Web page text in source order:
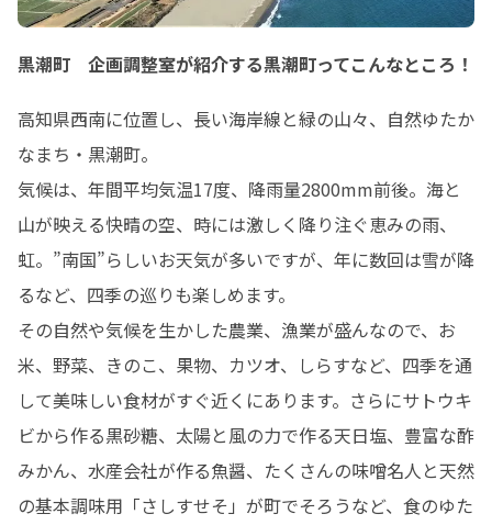
黒潮町 企画調整室が紹介する黒潮町ってこんなところ！
高知県西南に位置し、長い海岸線と緑の山々、自然ゆたか
なまち・黒潮町。
気候は、年間平均気温17度、降雨量2800mm前後。海と
山が映える快晴の空、時には激しく降り注ぐ恵みの雨、
虹。”南国”らしいお天気が多いですが、年に数回は雪が降
るなど、四季の巡りも楽しめます。
その自然や気候を生かした農業、漁業が盛んなので、お
米、野菜、きのこ、果物、カツオ、しらすなど、四季を通
して美味しい食材がすぐ近くにあります。さらにサトウキ
ビから作る黒砂糖、太陽と風の力で作る天日塩、豊富な酢
みかん、水産会社が作る魚醤、たくさんの味噌名人と天然
の基本調味用「さしすせそ」が町でそろうなど、食のゆた